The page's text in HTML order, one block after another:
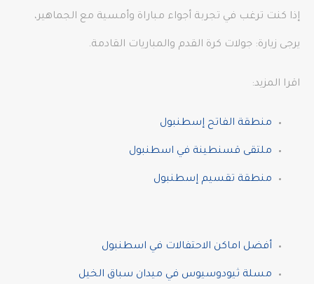
إذا كنت ترغب في تجربة أجواء مباراة وأمسية مع الجماهير،
يرجى زيارة: جولات كرة القدم والمباريات القادمة.
اقرا المزيد:
منطقة الفاتح إسطنبول
ملتقى قسنطينة في اسطنبول
منطقة تقسيم إسطنبول
أفضل اماكن الاحتفالات في اسطنبول
مسلة ثيودوسيوس في ميدان سباق الخيل